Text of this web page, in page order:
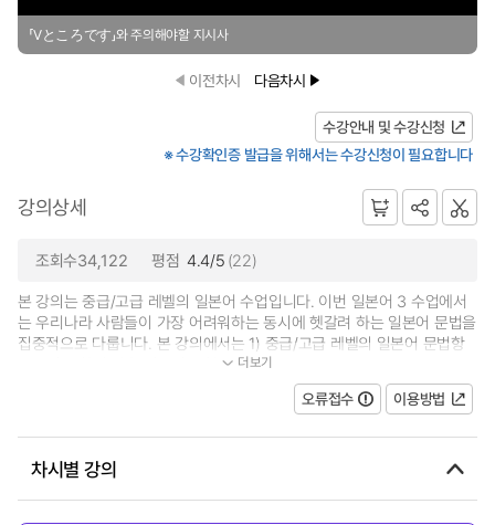
「Vところです」와 주의해야할 지시사
이전차시 다음차시
수강안내 및 수강신청
※ 수강확인증 발급을 위해서는 수강신청이 필요합니다
강의상세
조회수34,122 평점 4.4/5 (22)
본 강의는 중급/고급 레벨의 일본어 수업입니다. 이번 일본어 3 수업에서
는 우리나라 사람들이 가장 어려워하는 동시에 헷갈려 하는 일본어 문법을
집중적으로 다룹니다. 본 강의에서는 1) 중급/고급 레벨의 일본어 문법항
목 2)혼동하기 쉬운 일본어 표현... 더보기
오류접수 이용방법
차시별 강의